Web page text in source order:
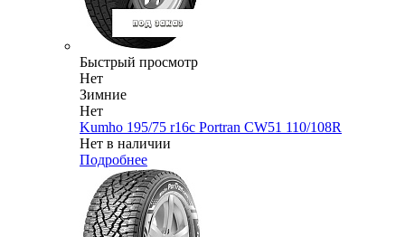
Быстрый просмотр
Нет
Зимние
Нет
Kumho 195/75 r16c Portran CW51 110/108R
Нет в наличии
Подробнее